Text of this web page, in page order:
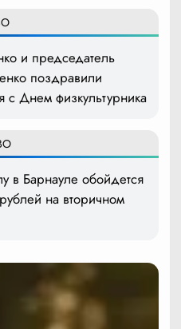
и председатель
поздравили
с Днем физкультурника
в Барнауле обойдется
на вторичном